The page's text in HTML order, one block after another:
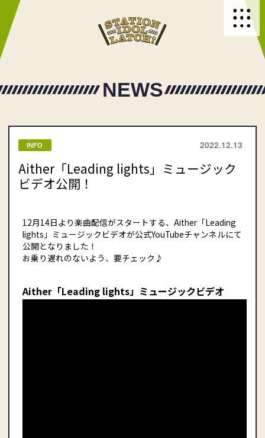
NEWS
INFO 2022.12.13
Aither「Leading lights」ミュージック
ビデオ公開！
12月14日より楽曲配信がスタートする、Aither「Leading
lights」ミュージックビデオが公式YouTubeチャンネルにて
公開となりました！
お乗り遅れのないよう、要チェック♪
Aither「Leading lights」ミュージックビデオ